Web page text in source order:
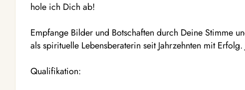
hole ich Dich ab!
Empfange Bilder und Botschaften durch Deine Stimme
als spirituelle Lebensberaterin seit Jahrzehnten mit
Qualifikation: